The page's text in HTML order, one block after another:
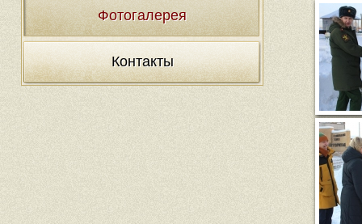
Фотогалерея
Контакты